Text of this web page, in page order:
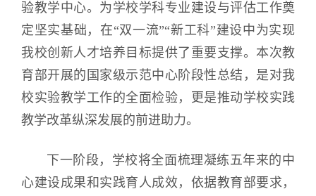
验教学中心。为学校学科专业建设与评估工作奠
定坚实基础，在“双一流”“新工科”建设中为实现
我校创新人才培养目标提供了重要支撑。本次教
育部开展的国家级示范中心阶段性总结，是对我
校实验教学工作的全面检验，更是推动学校实践
教学改革纵深发展的前进助力。
下一阶段，学校将全面梳理凝练五年来的中
心建设成果和实践育人成效，依据教育部要求，